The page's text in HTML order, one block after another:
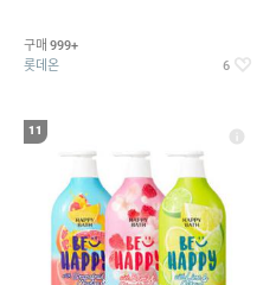
구매 999+
롯데온 6
11